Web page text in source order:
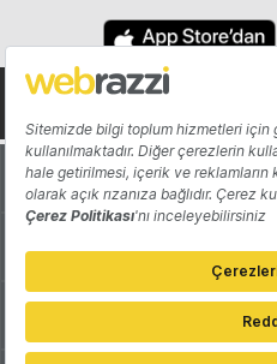
Hakkında
Katkıda Bulun